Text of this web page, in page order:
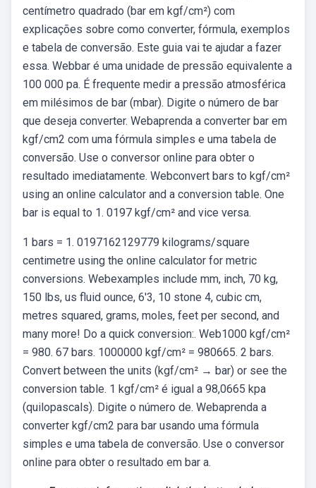
centímetro quadrado (bar em kgf/cm²) com
explicações sobre como converter, fórmula, exemplos
e tabela de conversão. Este guia vai te ajudar a fazer
essa. Webbar é uma unidade de pressão equivalente a
100 000 pa. É frequente medir a pressão atmosférica
em milésimos de bar (mbar). Digite o número de bar
que deseja converter. Webaprenda a converter bar em
kgf/cm2 com uma fórmula simples e uma tabela de
conversão. Use o conversor online para obter o
resultado imediatamente. Webconvert bars to kgf/cm²
using an online calculator and a conversion table. One
bar is equal to 1. 0197 kgf/cm² and vice versa.
1 bars = 1. 0197162129779 kilograms/square
centimetre using the online calculator for metric
conversions. Webexamples include mm, inch, 70 kg,
150 lbs, us fluid ounce, 6'3, 10 stone 4, cubic cm,
metres squared, grams, moles, feet per second, and
many more! Do a quick conversion:. Web1000 kgf/cm²
= 980. 67 bars. 1000000 kgf/cm² = 980665. 2 bars.
Convert between the units (kgf/cm² → bar) or see the
conversion table. 1 kgf/cm² é igual a 98,0665 kpa
(quilopascals). Digite o número de. Webaprenda a
converter kgf/cm2 para bar usando uma fórmula
simples e uma tabela de conversão. Use o conversor
online para obter o resultado em bar a.